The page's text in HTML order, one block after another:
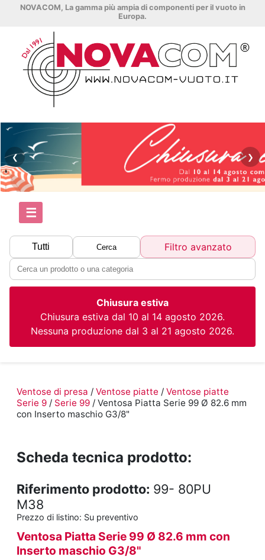
NOVACOM, La gamma più ampia di componenti per il vuoto in
Europa.
❮ ❯
☰
Tutti Cerca Filtro avanzato
Chiusura estiva
Chiusura estiva dal 10 al 14 agosto 2026.
Nessuna produzione dal 3 al 21 agosto 2026.
Ventose di presa / Ventose piatte / Ventose piatte
Serie 9 / Serie 99 / Ventosa Piatta Serie 99 Ø 82.6 mm
con Inserto maschio G3/8"
Scheda tecnica prodotto:
Riferimento prodotto: 99- 80PU
M38
Prezzo di listino: Su preventivo
Ventosa Piatta Serie 99 Ø 82.6 mm con
Inserto maschio G3/8"